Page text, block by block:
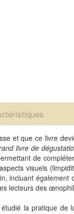
et que ce livre
livre de
de
visuels
incluant également
lecteurs des
la pratique de